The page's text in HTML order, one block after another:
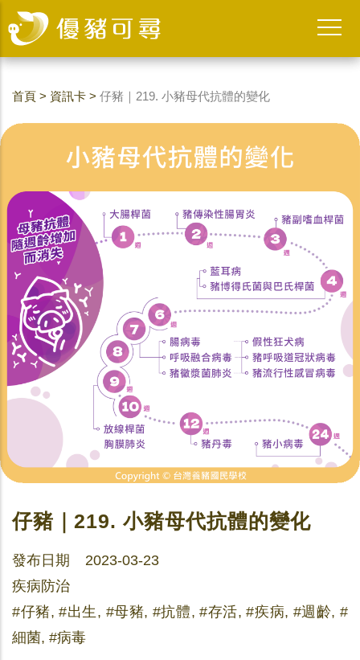
首頁 > 資訊卡 > 仔豬｜219. 小豬母代抗體的變化
仔豬｜219. 小豬母代抗體的變化
發布日期 2023-03-23
疾病防治
#仔豬, #出生, #母豬, #抗體, #存活, #疾病, #週齡, #
細菌, #病毒